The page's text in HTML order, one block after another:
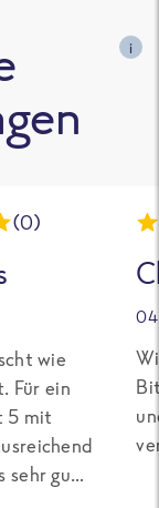
i
(0)
wie
Für ein
5 mit
sehr gut